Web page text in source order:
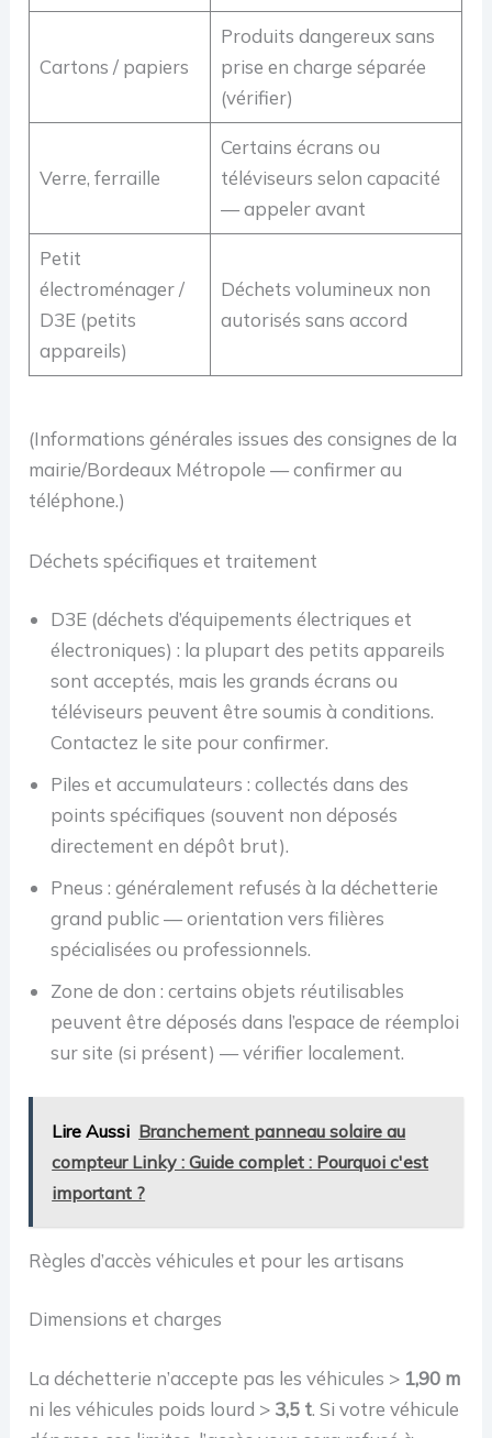
Cartons / papiers
Produits dangereux sans
prise en charge séparée
(vérifier)
Verre, ferraille
Certains écrans ou
téléviseurs selon capacité
— appeler avant
Petit
électroménager /
D3E (petits
appareils)
Déchets volumineux non
autorisés sans accord
(Informations générales issues des consignes de la
mairie/Bordeaux Métropole — confirmer au
téléphone.)
Déchets spécifiques et traitement
D3E (déchets d’équipements électriques et
électroniques) : la plupart des petits appareils
sont acceptés, mais les grands écrans ou
téléviseurs peuvent être soumis à conditions.
Contactez le site pour confirmer.
Piles et accumulateurs : collectés dans des
points spécifiques (souvent non déposés
directement en dépôt brut).
Pneus : généralement refusés à la déchetterie
grand public — orientation vers filières
spécialisées ou professionnels.
Zone de don : certains objets réutilisables
peuvent être déposés dans l’espace de réemploi
sur site (si présent) — vérifier localement.
Lire Aussi Branchement panneau solaire au
compteur Linky : Guide complet : Pourquoi c'est
important ?
Règles d’accès véhicules et pour les artisans
Dimensions et charges
La déchetterie n’accepte pas les véhicules > 1,90 m
ni les véhicules poids lourd > 3,5 t. Si votre véhicule